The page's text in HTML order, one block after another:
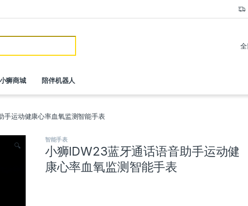
狮商城 陪伴机器人
手运动健康心率血氧监测智能手表
🔍
智能手表
小狮IDW23蓝牙通话语音助手运动健
康心率血氧监测智能手表